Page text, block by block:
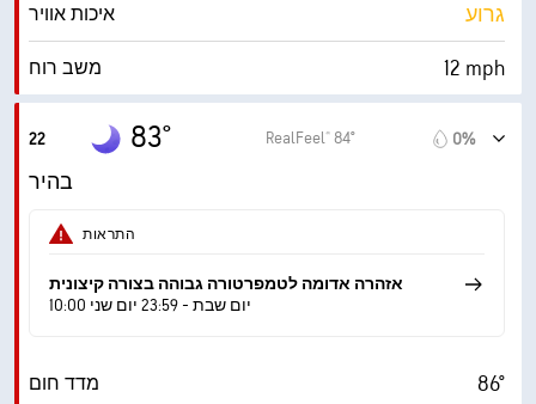
תקרת עננים ‎30000 ft איכות אוויר גרוע
משב רוח 12 mph
נקודת טל
AccuLumen Brightness Index™
כיסוי עננים
תקרת עננים ‎30000 ft
22 83° RealFeel® 84° 0%
בהיר
התראות
אזהרה אדומה לטמפרטורה גבוהה בצורה קיצונית
10:00 יום שבת - 23:59 יום שני
מדד חום 86°